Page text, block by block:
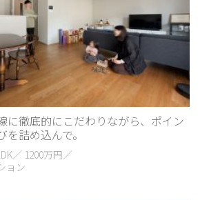
に徹底的にこだわりながら、ポイン
を詰め込んで。
／ 1200万円／
ョン